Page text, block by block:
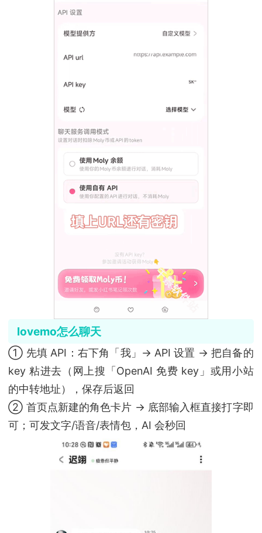
lovemo怎么聊天
① 先填 API：右下角「我」→ API 设置 → 把自备的
key 粘进去（网上搜「OpenAI 免费 key」或用小站
的中转地址），保存后返回
② 首页点新建的角色卡片 → 底部输入框直接打字即
可；可发文字/语音/表情包，AI 会秒回